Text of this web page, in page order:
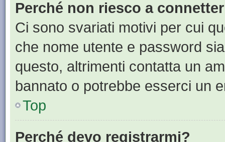
Perché non riesco a
Ci sono svariati motivi per cui
che nome utente e password
questo, altrimenti contatta un
bannato o potrebbe esserci un
Top
Perché devo registrarmi?